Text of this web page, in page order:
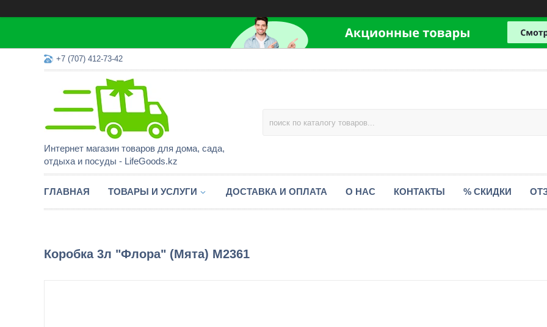
+7 (707) 412-73-42
Интернет магазин товаров для дома, сада,
отдыха и посуды - LifeGoods.kz
ГЛАВНАЯ ТОВАРЫ И УСЛУГИ ДОСТАВКА И ОПЛАТА О НАС КОНТАКТЫ % СКИДКИ
Коробка 3л "Флора" (Мята) М2361